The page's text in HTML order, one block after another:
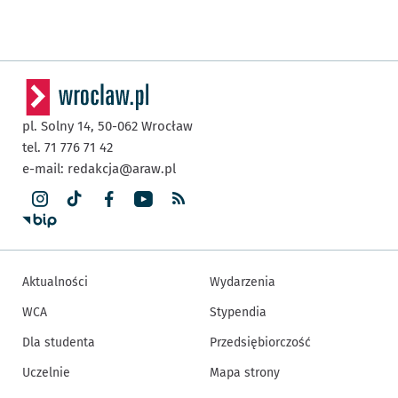
pl. Solny 14, 50-062 Wrocław
tel. 71 776 71 42
e-mail: redakcja@araw.pl
Aktualności
WCA
Dla studenta
Uczelnie
Wydarzenia
Stypendia
Przedsiębiorczość
Mapa strony